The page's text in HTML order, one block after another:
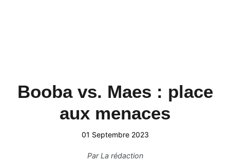
Booba vs. Maes : place
aux menaces
01 Septembre 2023
ParLa rédaction